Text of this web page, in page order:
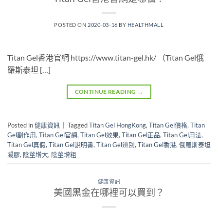
POSTED ON 2020-03-16 BY HEALTHMALL
Titan Gel香港官網 https://www.titan-gel.hk/ （Titan Gel俄
羅斯泰坦 […]
CONTINUE READING →
Posted in健康資訊 TaggedTitan Gel HongKong, Titan Gel價格, Titan
Gel副作用, Titan Gel官網, Titan Gel效果, Titan Gel正品, Titan Gel用法,
Titan Gel真假, Titan Gel說明書, Titan Gel辨別, Titan Gel香港, 俄羅斯泰坦
凝膠, 陰莖增大, 陰莖增粗
健康資訊
美國黑金在哪裡可以買到？